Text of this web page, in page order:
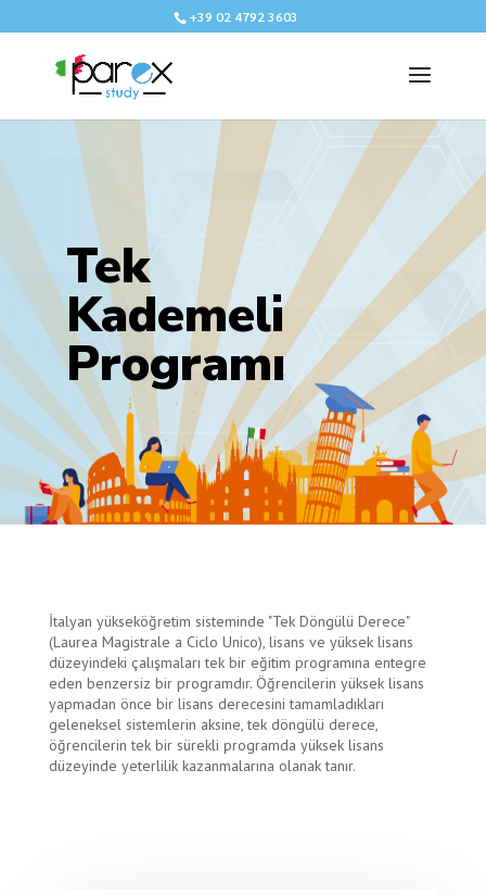
+39 02 4792 3603
Tek
Kademeli
Programı
İtalyan yükseköğretim sisteminde "Tek Döngülü Derece"
(Laurea Magistrale a Ciclo Unico), lisans ve yüksek lisans
düzeyindeki çalışmaları tek bir eğitim programına entegre
eden benzersiz bir programdır. Öğrencilerin yüksek lisans
yapmadan önce bir lisans derecesini tamamladıkları
geleneksel sistemlerin aksine, tek döngülü derece,
öğrencilerin tek bir sürekli programda yüksek lisans
düzeyinde yeterlilik kazanmalarına olanak tanır.